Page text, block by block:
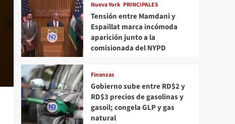
Nueva York PRINCIPALES
Tensión entre Mamdani y
Espaillat marca incómoda
aparición junto a la
comisionada del NYPD
Finanzas
Gobierno sube entre RD$2 y
RD$3 precios de gasolinas y
gasoil; congela GLP y gas
natural